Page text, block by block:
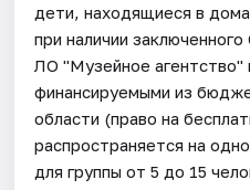
дети, находящиеся в
при наличии
ЛО "Музейное агентство"
финансируемыми из
области (право на
распространяется на
для группы от 5 до 15